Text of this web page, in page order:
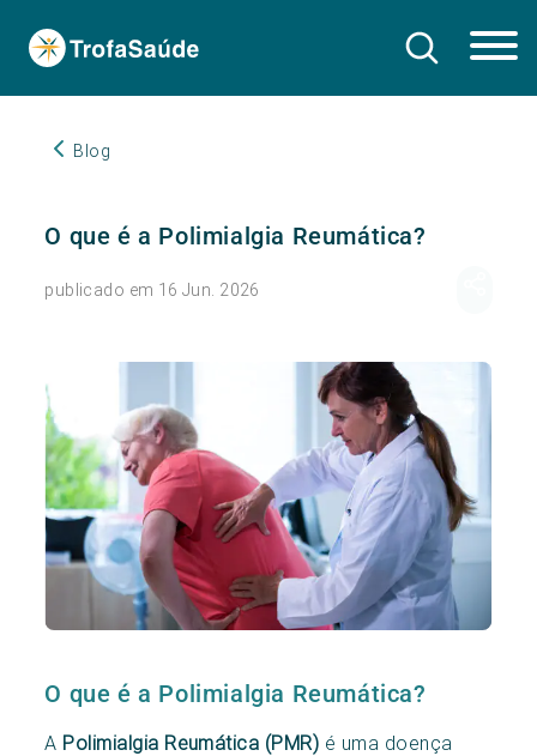
Blog
O que é a Polimialgia Reumática?
publicado em 16 Jun. 2026
O que é a Polimialgia Reumática?
A Polimialgia Reumática (PMR) é uma doença